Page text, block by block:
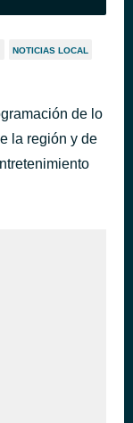
NOTICIAS LOCAL
de lo
la región y de